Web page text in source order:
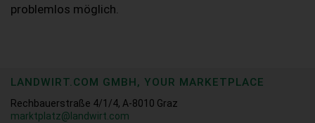
problemlos möglich.
LANDWIRT.COM GMBH, YOUR MARKETPLACE
Rechbauerstraße 4/1/4, A-8010 Graz
marktplatz@landwirt.com